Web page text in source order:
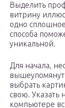
Выделить
витрину
одно
способа
уникальной.
Для начала,
выбрать
свою. Указать
компьютере